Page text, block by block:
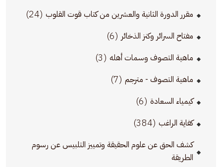
مقرر الدورة الثانية والعشرين من كتاب قوت القلوب (24)
مفتاح السرائر وكنز الذخائر (6)
ماهية التصوف وسمات أهله (3)
ماهية التصوف - مترجم (7)
كيمياء السعادة (6)
كفاية الراغب (384)
كشف الحق عن علوم الحقيقة وتمييز التلبيس عن رسوم
الطريقة